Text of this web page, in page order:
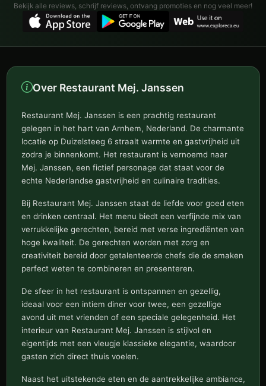
Bekijk alle reviews, schrijf reviews, ontvang promoties en nog veel meer!
Over Restaurant Mej. Janssen
Restaurant Mej. Janssen is een prachtig restaurant
gelegen in het hart van Arnhem, Nederland. De charmante
locatie op Duizelsteeg 6 straalt warmte en gastvrijheid uit
zodra je binnenkomt. Het restaurant is vernoemd naar
Mej. Janssen, een fictief personage dat staat voor de
echte Nederlandse gastvrijheid en culinaire tradities.
Bij Restaurant Mej. Janssen staat de liefde voor goed eten
en drinken centraal. Het menu biedt een verfijnde mix van
verrukkelijke gerechten, bereid met verse ingrediënten van
hoge kwaliteit. De gerechten worden met zorg en
creativiteit bereid door getalenteerde chefs die de smaken
perfect weten te combineren en presenteren.
De sfeer in het restaurant is ontspannen en gezellig,
ideaal voor een intiem diner voor twee, een gezellige
avond uit met vrienden of een speciale gelegenheid. Het
interieur van Restaurant Mej. Janssen is stijlvol en
eigentijds met een vleugje klassieke elegantie, waardoor
gasten zich direct thuis voelen.
Naast het uitstekende eten en de aantrekkelijke ambiance,